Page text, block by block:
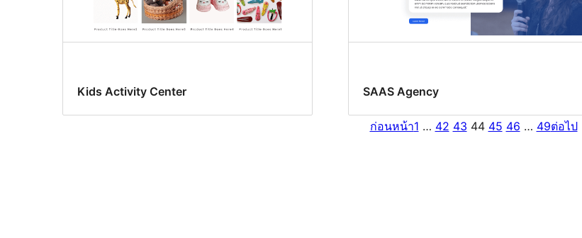
Kids Activity Center SAAS Agency
ก่อนหน้า1 … 42 43 44 45 46 … 49ต่อไป